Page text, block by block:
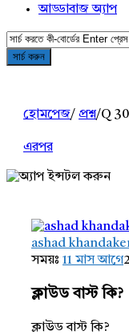
আড্ডাবাজ অ্যাপ
হোমপেজ/ প্রশ্ন/Q
এরপর
Latest
প্রশ্ন
ashad
সময়ঃ 11 মাস আগে
ক্লাউড বাস্ট কি?
ক্লাউড বাস্ট কি?